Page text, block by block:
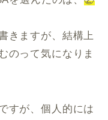
きますが、結構上
のって気になりま
すが、個人的には